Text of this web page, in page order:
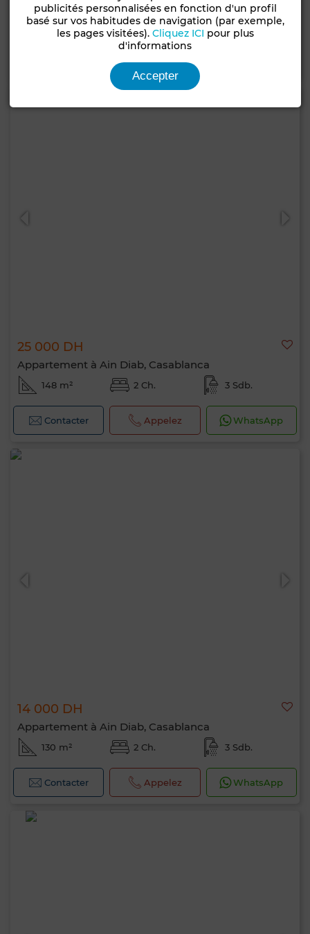
250 m² 3 Ch. 3 Sdb.
25 000 DH
Appartement à Ain Diab, Casablanca
148 m² 2 Ch. 3 Sdb.
Contacter Appelez WhatsApp
14 000 DH
Appartement à Ain Diab, Casablanca
130 m² 2 Ch. 3 Sdb.
Contacter Appelez WhatsApp
publicités personnalisées en fonction d'un profil
basé sur vos habitudes de navigation (par exemple,
les pages visitées). Cliquez ICI pour plus
d'informations
Accepter